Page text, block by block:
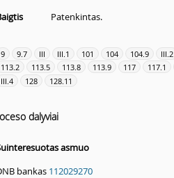
Patenkintas.
9 9.7 III III.1 101 104 104.9 III.2
113.2
113.5 113.8 113.9 117 117.1
III.4
128 128.11
dalyviai
asmuo
bankas 112029270